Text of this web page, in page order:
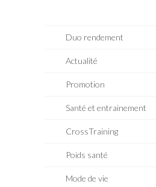
Duo rendement
Actualité
Promotion
Santé et entrainement
CrossTraining
Poids santé
Mode de vie